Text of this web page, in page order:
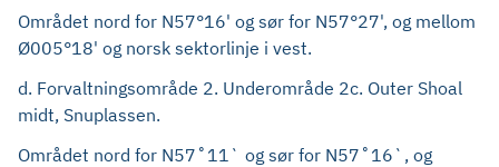
Området nord for N57°16' og sør for N57°27', og mellom
Ø005°18' og norsk sektorlinje i vest.
d. Forvaltningsområde 2. Underområde 2c. Outer Shoal
midt, Snuplassen.
Området nord for N57˚11` og sør for N57˚16`, og